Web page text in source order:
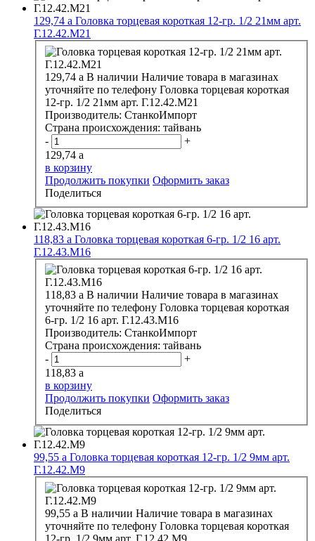
129,74 a Головка торцевая короткая 12-гр. 1/2 21мм арт.
Г.12.42.М21
129,74 a В наличии Наличие товара в магазинах
уточняйте по телефону Головка торцевая короткая
12-гр. 1/2 21мм арт. Г.12.42.М21
Производитель: СтанкоИмпорт
Страна происхождения: тайвань
-
+
129,74 a
в корзину
Продолжить покупки Оформить заказ
Поделиться
118,83 a Головка торцевая короткая 6-гр. 1/2 16 арт.
Г.12.43.М16
118,83 a В наличии Наличие товара в магазинах
уточняйте по телефону Головка торцевая короткая
6-гр. 1/2 16 арт. Г.12.43.М16
Производитель: СтанкоИмпорт
Страна происхождения: тайвань
-
+
118,83 a
в корзину
Продолжить покупки Оформить заказ
Поделиться
99,55 a Головка торцевая короткая 12-гр. 1/2 9мм арт.
Г.12.42.М9
99,55 a В наличии Наличие товара в магазинах
уточняйте по телефону Головка торцевая короткая
12-гр. 1/2 9мм арт. Г.12.42.М9